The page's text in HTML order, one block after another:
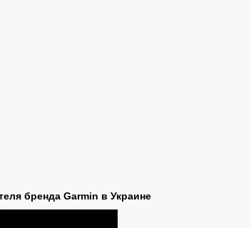
бренда Garmin в Украине